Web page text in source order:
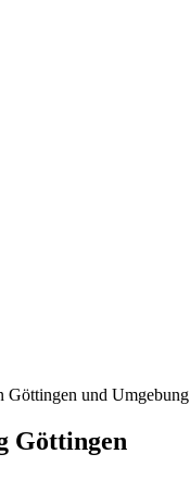
Göttingen und Umgebung
Göttingen